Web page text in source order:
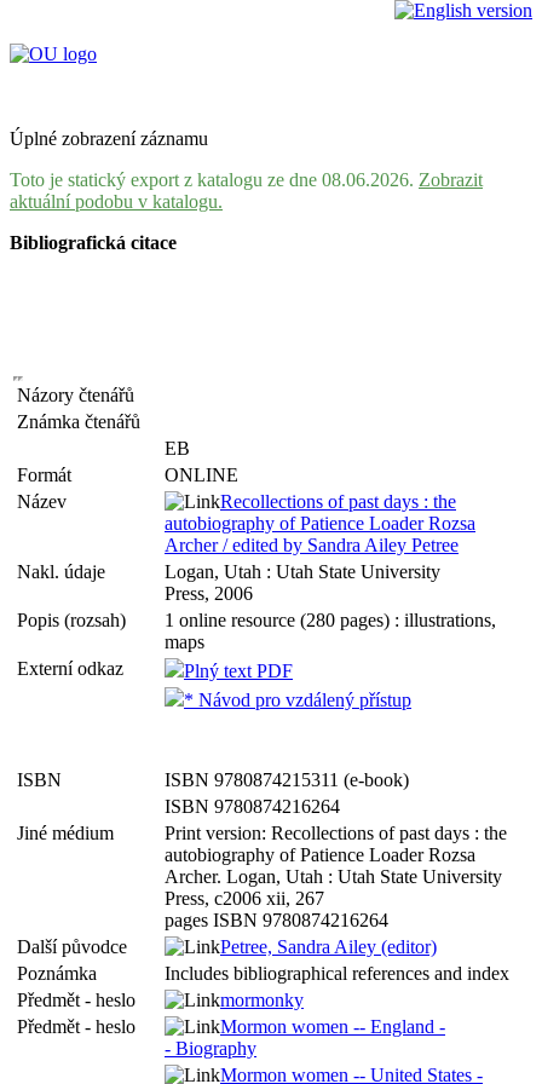
Úplné zobrazení záznamu
Toto je statický export z katalogu ze dne 08.06.2026. Zobrazit
aktuální podobu v katalogu.
Bibliografická citace
Názory čtenářů
Známka čtenářů
EB
Formát
ONLINE
Název
Recollections of past days : the
autobiography of Patience Loader Rozsa
Archer / edited by Sandra Ailey Petree
Nakl. údaje
Logan, Utah : Utah State University
Press, 2006
Popis (rozsah)
1 online resource (280 pages) : illustrations,
maps
Externí odkaz
Plný text PDF
* Návod pro vzdálený přístup
ISBN
ISBN 9780874215311 (e-book)
ISBN 9780874216264
Jiné médium
Print version: Recollections of past days : the
autobiography of Patience Loader Rozsa
Archer. Logan, Utah : Utah State University
Press, c2006 xii, 267
pages ISBN 9780874216264
Další původce
Petree, Sandra Ailey (editor)
Poznámka
Includes bibliographical references and index
Předmět - heslo
mormonky
Předmět - heslo
Mormon women -- England -
- Biography
Mormon women -- United States -